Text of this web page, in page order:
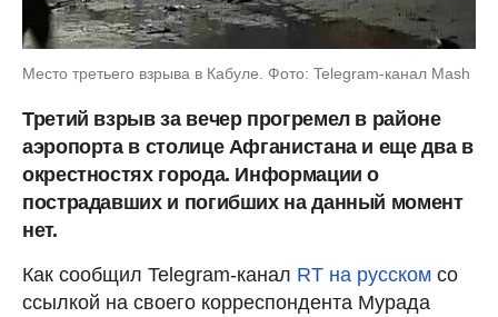
Место третьего взрыва в Кабуле. Фото: Telegram-канал Mash
Третий взрыв за вечер прогремел в районе
аэропорта в столице Афганистана и еще два в
окрестностях города. Информации о
пострадавших и погибших на данный момент
нет.
Как сообщил Telegram-канал RT на русском со
ссылкой на своего корреспондента Мурада